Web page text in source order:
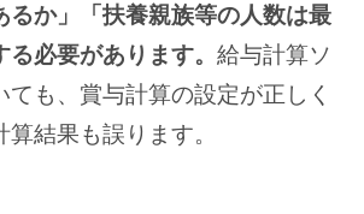
るか」「扶養親族等の人数は最
る必要があります。給与計算ソ
ても、賞与計算の設定が正しく
結果も誤ります。